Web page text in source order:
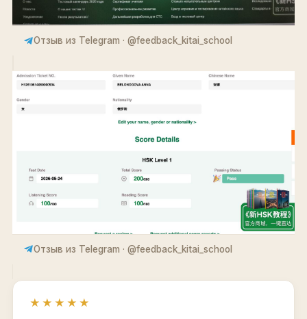
Отзыв из Telegram · @feedback_kitai_school
Отзыв из Telegram · @feedback_kitai_school
★★★★★